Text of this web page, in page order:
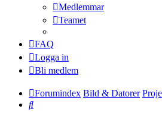
Medlemmar
Teamet
FAQ
Logga in
Bli medlem
Forumindex Bild & Datorer
Sök